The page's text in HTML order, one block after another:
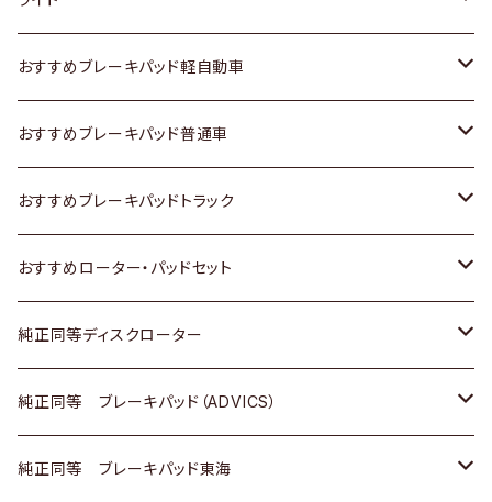
スズキ
日産
いすゞ
ダイハツ
マツダ
三菱
スバル
ホンダ
スズキ
日産
いすゞ
ダイハツ
マツダ
三菱
トヨタ
スズキ
日産
いすゞ
ダイハツ
三菱
日野
おすすめブレーキパッド軽自動車
トヨタ
ホンダ
スズキ
日産
ダイハツ
マツダ
おすすめブレーキパッド普通車
トヨタ
ホンダ
スズキ
日産
いすゞ
おすすめブレーキパッドトラック
トヨタ
日産
いすゞ
ダイハツ
おすすめローター・パッドセット
トヨタ
ホンダ
スズキ
純正同等ディスクローター
トヨタ
ホンダ
純正同等 ブレーキパッド（ADVICS）
トヨタ
純正同等 ブレーキパッド東海